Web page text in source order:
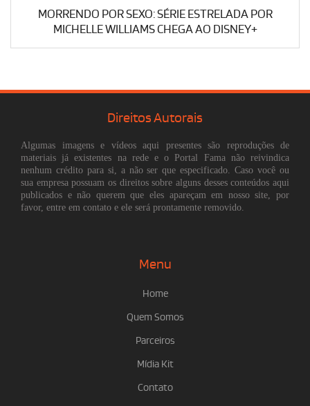
MORRENDO POR SEXO: SÉRIE ESTRELADA POR
MICHELLE WILLIAMS CHEGA AO DISNEY+
Direitos Autorais
Algumas imagens e vídeos aqui presentes são reproduções de
materiais já existentes na rede e o Portal Fama não reivindica
nenhum crédito para si, a não ser que especificado. Caso você ou
sua empresa possuam os direitos sobre alguns desses conteúdos aqui
publicados e não querem que eles apareçam em nosso site, por
favor, entre em contato e ele será prontamente removido.
Menu
Home
Quem Somos
Parceiros
Mídia Kit
Contato